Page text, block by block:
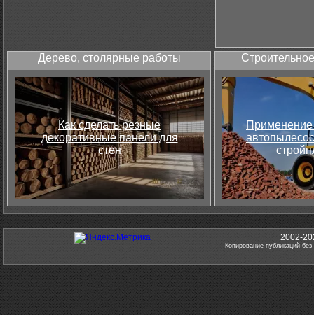
Дерево, столярные работы
Как сделать резные
декоративные панели для
стен
Применение
2002-
Копирование публикаций